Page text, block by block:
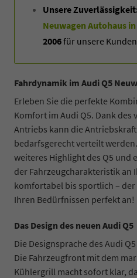
Unsere
Neuwagen Autohaus
2006für unsere
Fahrdynamik im Audi Q5
Erleben Sie die perfekte
Komfort im Audi Q5. Dank
Antriebs kann die
bedarfsgerecht verteilt werden.
weiteres Highlight des Q5 und
der Fahrzeugcharakteristik an
komfortabel bis sportlich – der
Ihren Bedürfnissen perfekt an!
Das Design des neuen Audi Q5
Die Designsprache des Audi
Die Fahrzeugfront mit dem
Kühlergrill macht sofort klar,